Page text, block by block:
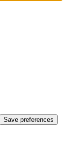
Save preferences